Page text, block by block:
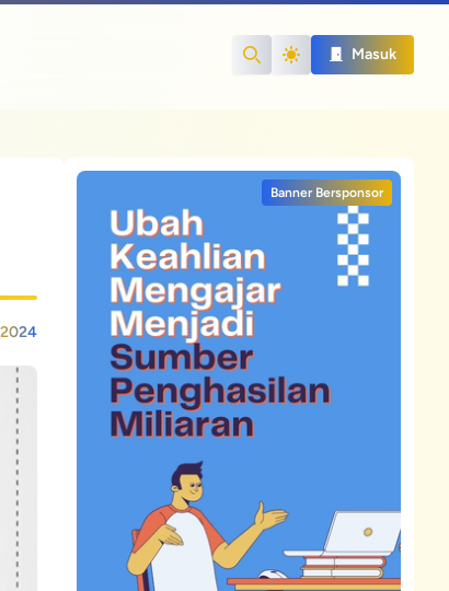
Search
Masuk
Banner Bersponsor